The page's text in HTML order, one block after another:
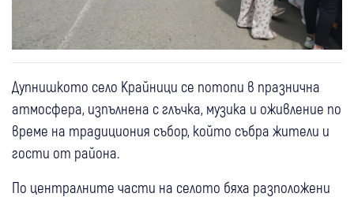
Дупнишкото село Крайници се потопи в празнична
атмосфера, изпълнена с глъчка, музика и оживление по
време на традициония събор, който събра жители и
гости от района.
По централните части на селото бяха разположени